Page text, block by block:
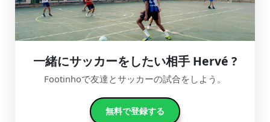
一緒にサッカーをしたい相手 Hervé ?
Footinhoで友達とサッカーの試合をしよう。
無料で登録する